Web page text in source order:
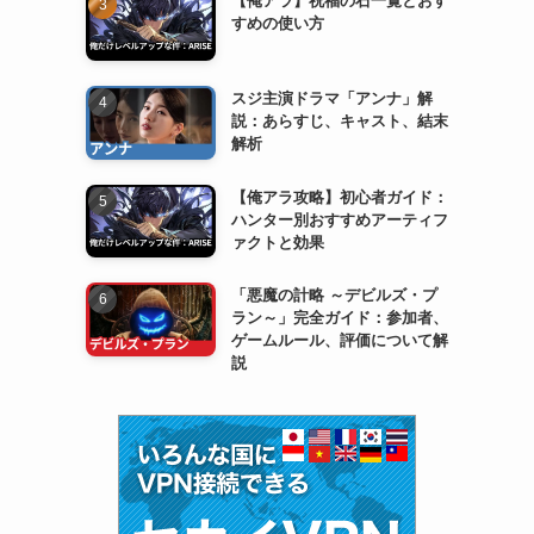
すめの使い方
スジ主演ドラマ「アンナ」解
説：あらすじ、キャスト、結末
解析
【俺アラ攻略】初心者ガイド：
ハンター別おすすめアーティフ
ァクトと効果
「悪魔の計略 ～デビルズ・プ
ラン～」完全ガイド：参加者、
ゲームルール、評価について解
説